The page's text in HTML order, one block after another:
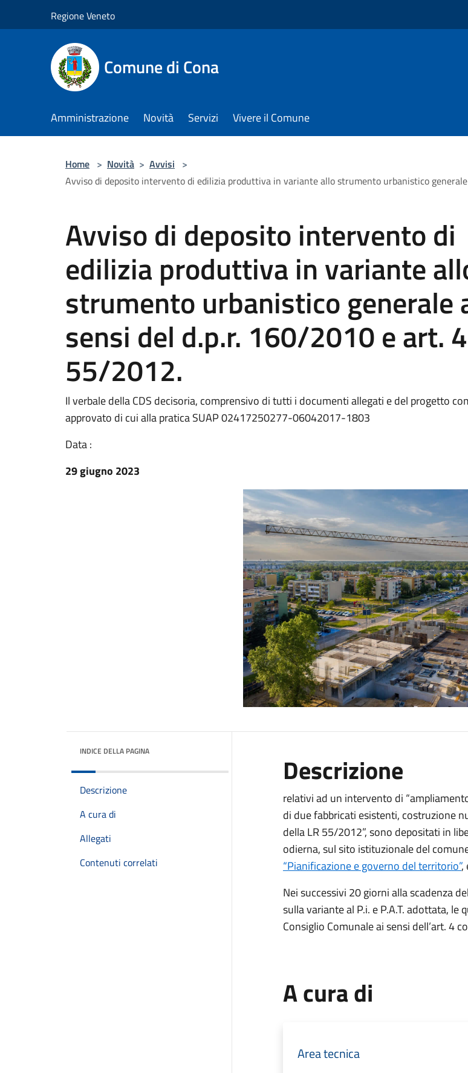
Regione Veneto
Comune di Cona
Amministrazione Novità Servizi Vivere il Comune
Home > Novità > Avvisi >
Avviso di deposito intervento di edilizia produttiva in variante allo strumento urbanistico
Avviso di deposito intervento di
edilizia produttiva in variante
strumento urbanistico generale
sensi del d.p.r. 160/2010 e art.
55/2012.
Il verbale della CDS decisoria, comprensivo di tutti i documenti allegati e del progetto
approvato di cui alla pratica SUAP 02417250277-06042017-1803
Data :
29 giugno 2023
INDICE DELLA PAGINA
Descrizione
A cura di
Allegati
Contenuti correlati
Descrizione
relativi ad un intervento di
di due fabbricati esistenti, costruzione
della LR 55/2012”, sono depositati in
odierna, sul sito istituzionale del
“Pianificazione e governo del territorio”,
Nei successivi 20 giorni alla scadenza
sulla variante al P.i. e P.A.T. adottata,
Consiglio Comunale ai sensi dell’art. 4
A cura di
Area tecnica